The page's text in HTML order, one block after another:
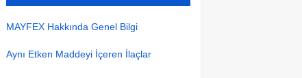
MAYFEX Hakkında Genel Bilgi
Aynı Etken Maddeyi İçeren İlaçlar